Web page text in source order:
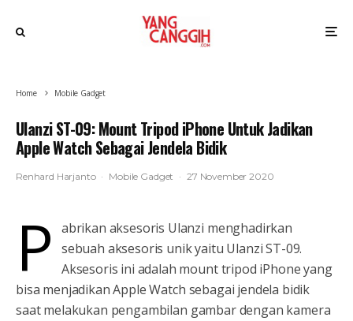
Home Mobile Gadget
Ulanzi ST-09: Mount Tripod iPhone Untuk Jadikan
Apple Watch Sebagai Jendela Bidik
Renhard Harjanto · Mobile Gadget · 27 November 2020
P
abrikan aksesoris Ulanzi menghadirkan
sebuah aksesoris unik yaitu Ulanzi ST-09.
Aksesoris ini adalah mount tripod iPhone yang
bisa menjadikan Apple Watch sebagai jendela bidik
saat melakukan pengambilan gambar dengan kamera